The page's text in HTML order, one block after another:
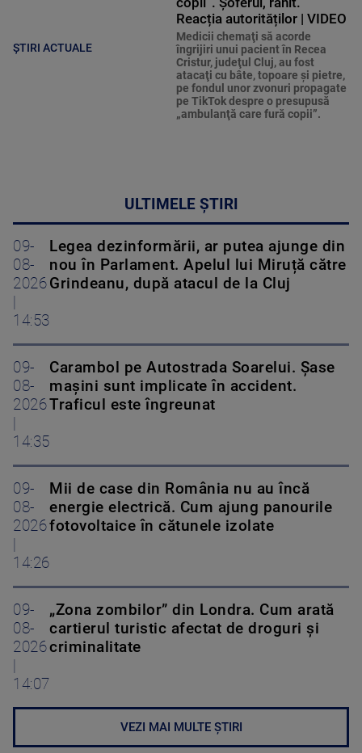
ȘTIRI ACTUALE
Reacția autorităților | VIDEO
Medicii chemaţi să acorde
îngrijiri unui pacient în Recea
Cristur, judeţul Cluj, au fost
atacaţi cu bâte, topoare şi pietre,
pe fondul unor zvonuri propagate
pe TikTok despre o presupusă
„ambulanţă care fură copii”.
ULTIMELE ȘTIRI
09-
08-
2026
14:53
Legea dezinformării, ar putea ajunge din
nou în Parlament. Apelul lui Miruță către
Grindeanu, după atacul de la Cluj
09-
08-
2026
14:35
Carambol pe Autostrada Soarelui. Șase
mașini sunt implicate în accident.
Traficul este îngreunat
09-
08-
2026
14:26
Mii de case din România nu au încă
energie electrică. Cum ajung panourile
fotovoltaice în cătunele izolate
09-
08-
2026
14:07
„Zona zombilor” din Londra. Cum arată
cartierul turistic afectat de droguri și
criminalitate
VEZI MAI MULTE ȘTIRI